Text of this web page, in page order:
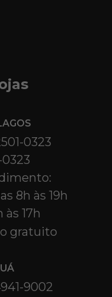
0323
0323
8h às 19h
às 17h
gratuito
9002